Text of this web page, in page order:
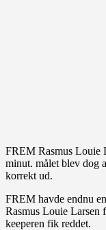
FREM Rasmus Louie
minut. målet blev dog
korrekt ud.
FREM havde endnu
Rasmus Louie Larsen
keeperen fik reddet.